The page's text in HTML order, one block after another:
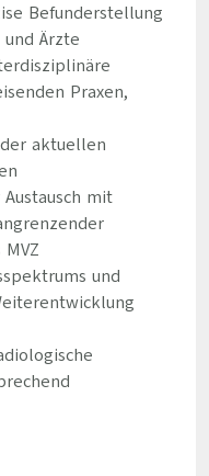
Befunderstellung
Ärzte
Praxen,
aktuellen
mit
und